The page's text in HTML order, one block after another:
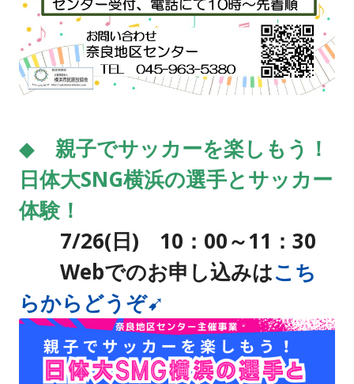
◆ 親子でサッカーを楽しもう！
日体大SNG横浜の選手とサッカー
体験！
7/26(日) 10：00～11：30
Webでのお申し込みはこち
らからどうぞ➹